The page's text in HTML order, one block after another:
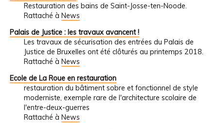
Restauration des bains de Saint-Josse-ten-Noode.
Rattaché à News
Palais de Justice : les travaux avancent !
Les travaux de sécurisation des entrées du Palais de
Justice de Bruxelles ont été clôturés au printemps 2018.
Rattaché à News
Ecole de La Roue en restauration
restauration du bâtiment sobre et fonctionnel de style
moderniste, exemple rare de l'architecture scolaire de
l'entre-deux-guerres
Rattaché à News